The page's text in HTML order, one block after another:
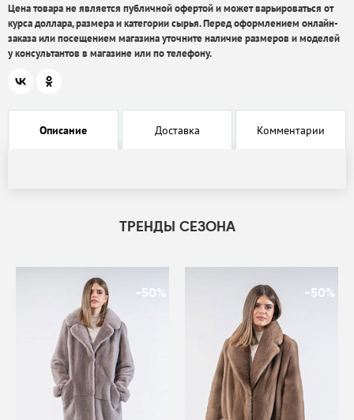
Цена товара не является публичной офертой и может варьироваться от
курса доллара, размера и категории сырья. Перед оформлением онлайн-
заказа или посещением магазина уточните наличие размеров и моделей
у консультантов в магазине или по телефону.
Описание Доставка Комментарии
ТРЕНДЫ СЕЗОНА
-50% -50%